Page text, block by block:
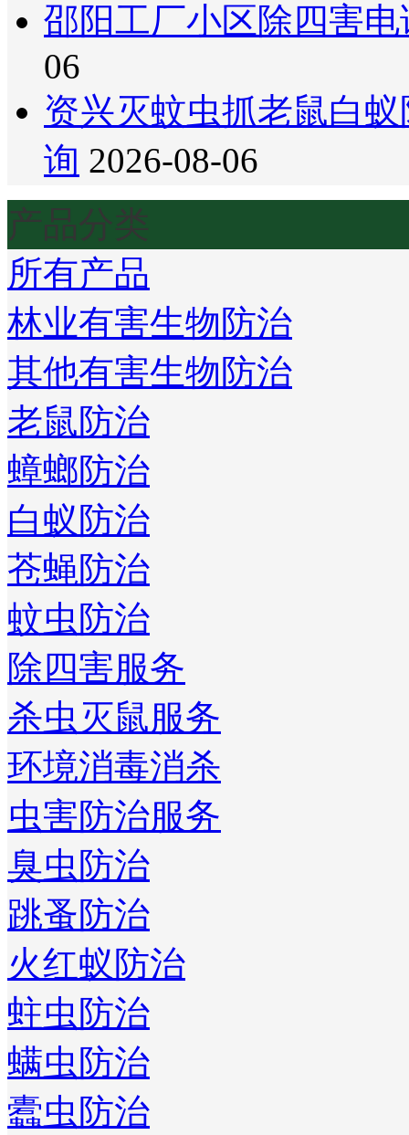
邵阳工厂小区除四害
06
资兴灭蚊虫抓老鼠白
询 2026-08-06
产品分类
所有产品
林业有害生物防治
其他有害生物防治
老鼠防治
蟑螂防治
白蚁防治
苍蝇防治
蚊虫防治
除四害服务
杀虫灭鼠服务
环境消毒消杀
虫害防治服务
臭虫防治
跳蚤防治
火红蚁防治
蛀虫防治
螨虫防治
蠹虫防治